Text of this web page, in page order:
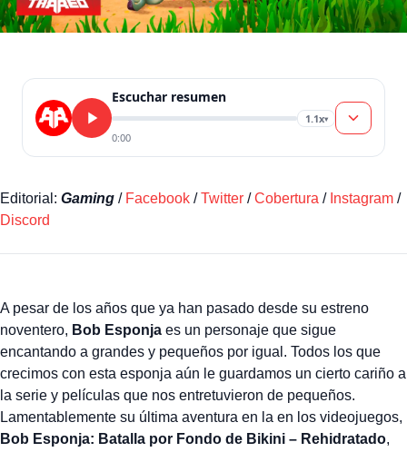
Escuchar resumen
1.1x▾
0:00
Editorial: Gaming / Facebook /Twitter /Cobertura / Instagram /
Discord
A pesar de los años que ya han pasado desde su estreno
noventero, Bob Esponja es un personaje que sigue
encantando a grandes y pequeños por igual. Todos los que
crecimos con esta esponja aún le guardamos un cierto cariño a
la serie y películas que nos entretuvieron de pequeños.
Lamentablemente su última aventura en la en los videojuegos,
Bob Esponja: Batalla por Fondo de Bikini – Rehidratado,